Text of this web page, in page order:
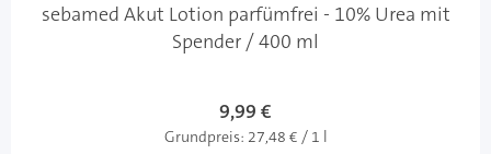
sebamed Akut Lotion parfümfrei - 10% Urea mit
Spender / 400 ml
Sonderangebot
9,99 €
Grundpreis: 27,48 € / 1 l